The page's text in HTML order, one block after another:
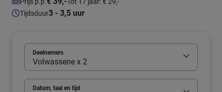
Tijdsduur3 - 3,5 uur
Deelnemers
Volwassene x 2
Datum, taal en tijd